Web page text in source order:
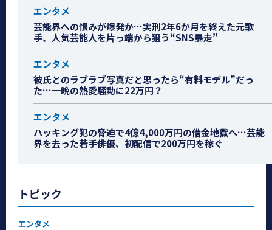
エンタメ
芸能界への恨みが爆発か…実刑2年6か月を終えた元歌
手、人気芸能人を片っ端から狙う“SNS暴走”
エンタメ
彼氏とのラブラブ写真だと思ったら“有料モデル”だっ
た…一晩の熱愛騒動に22万円？
エンタメ
ハッキング犯の脅迫で4億4,000万円の借金地獄へ…芸能
界を去った若手俳優、初配信で200万円を稼ぐ
トピック
エンタメ